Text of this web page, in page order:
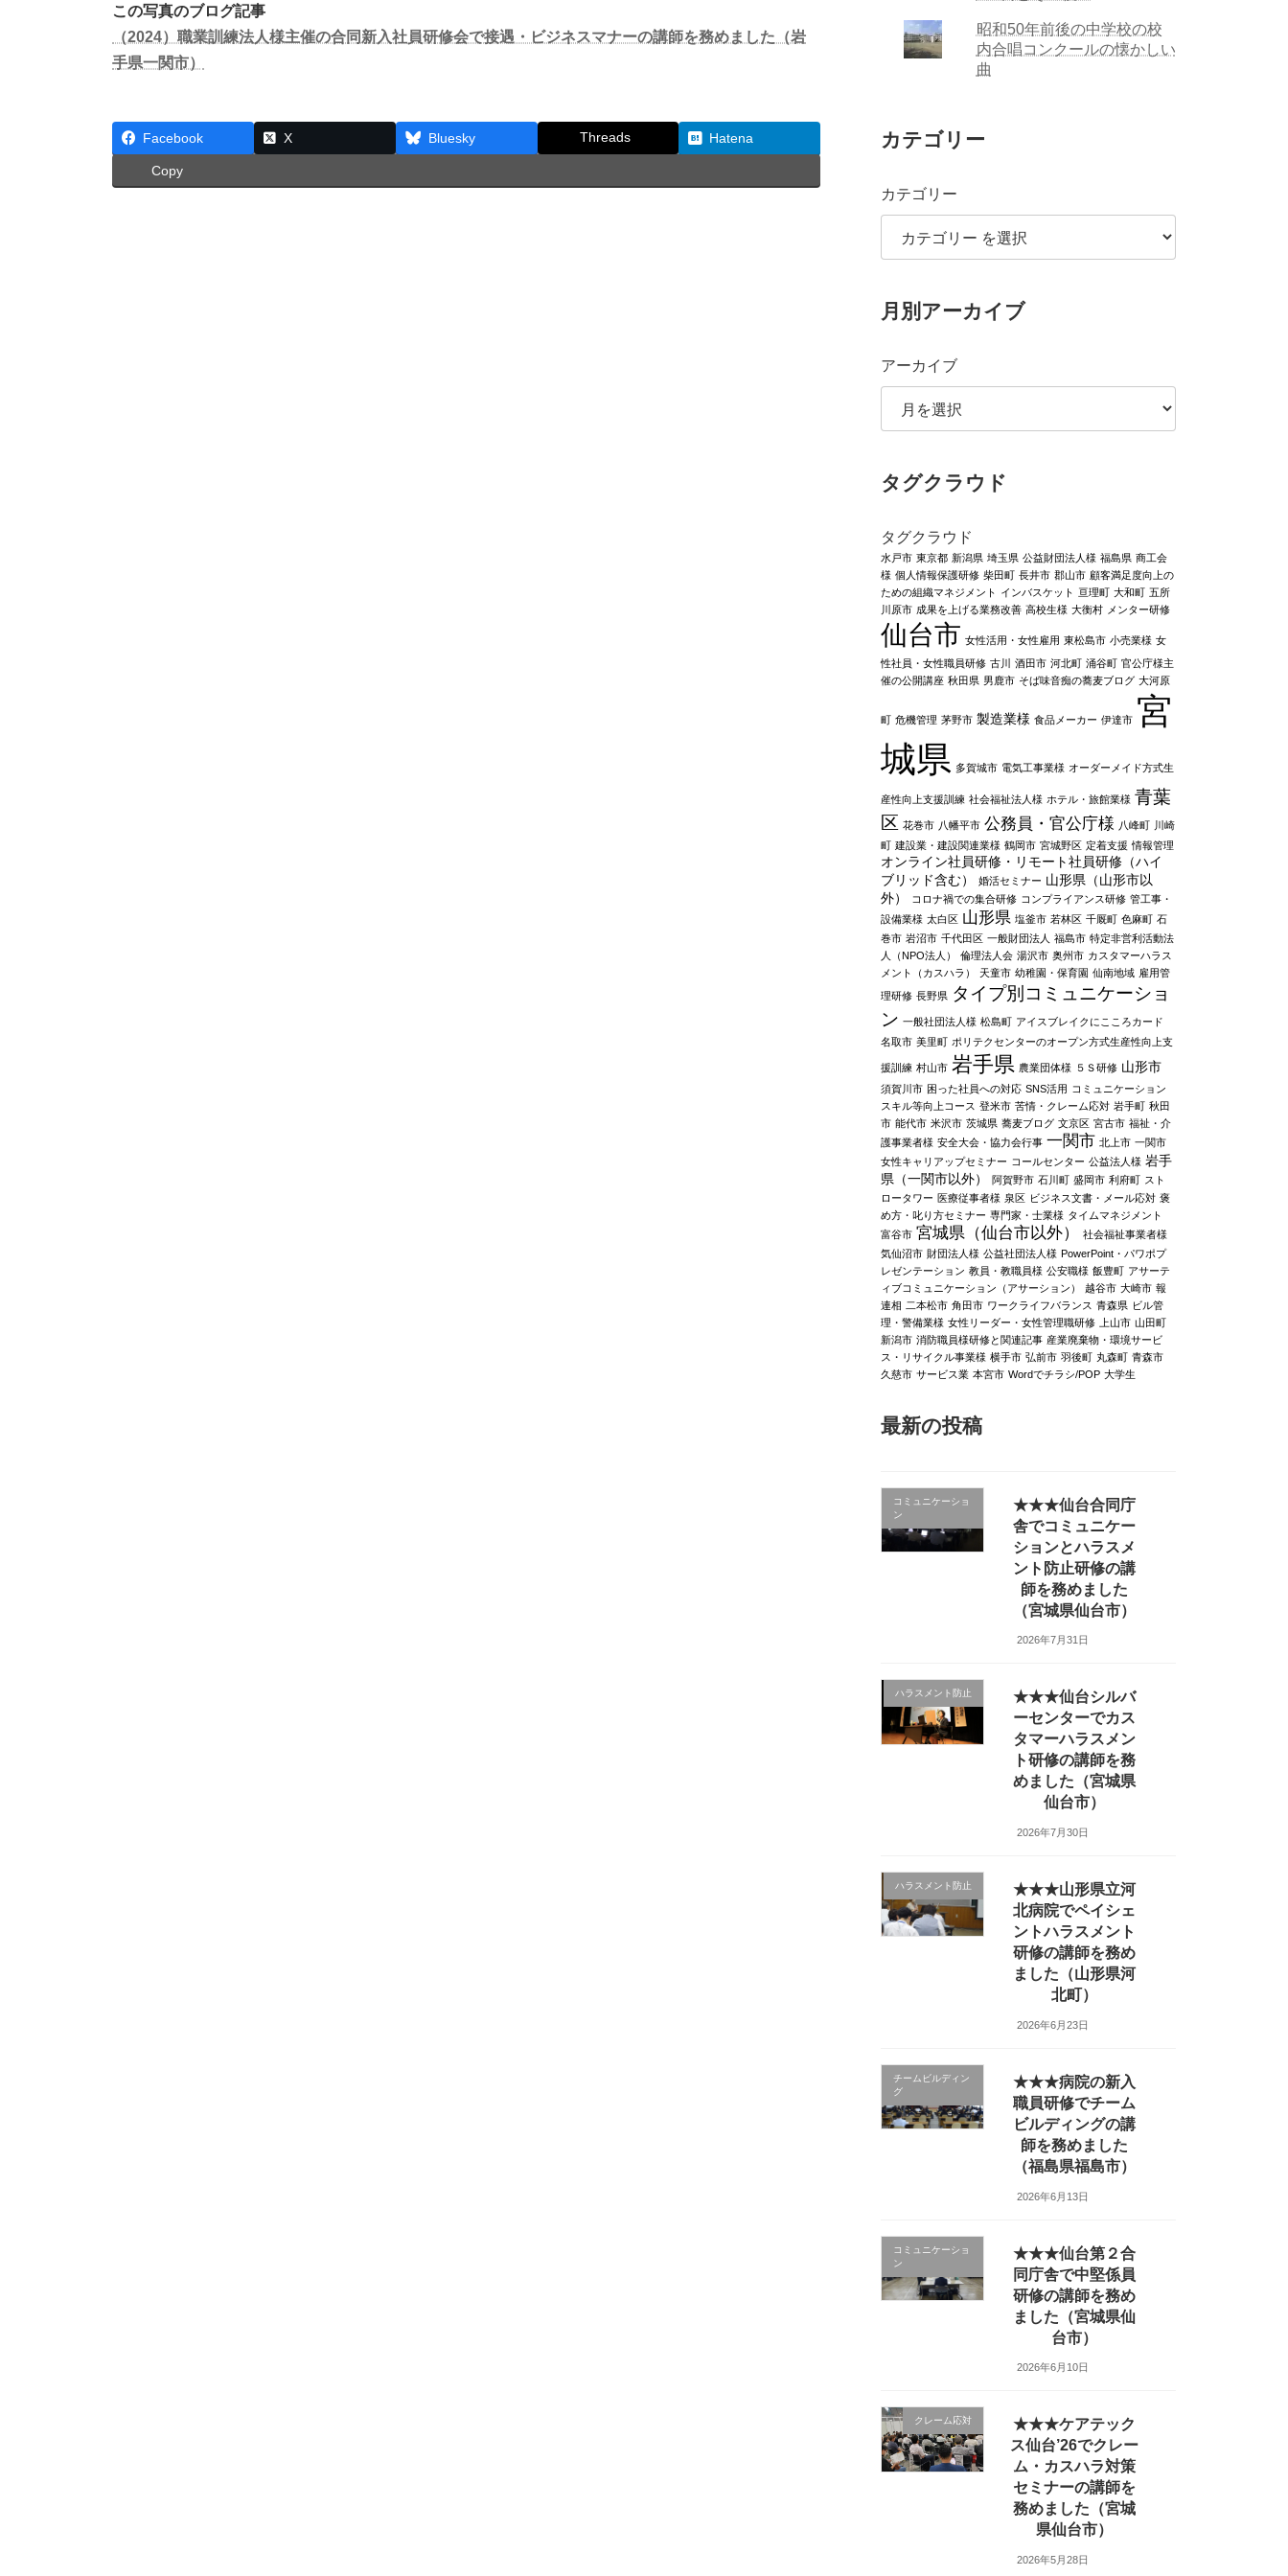
この写真のブログ記事
（2024）職業訓練法人様主催の合同新入社員研修会で接遇・ビジネスマナーの講師を務めました（岩
手県一関市）
Facebook X Bluesky Threads Hatena
Copy
昭和50年前後の中学校の校
内合唱コンクールの懐かしい
曲
カテゴリー
カテゴリー
月別アーカイブ
アーカイブ
タグクラウド
タグクラウド
水戸市 東京都 新潟県 埼玉県 公益財団法人様 福島県 商工会
様 個人情報保護研修 柴田町 長井市 郡山市 顧客満足度向上の
ための組織マネジメント インバスケット 亘理町 大和町 五所
川原市 成果を上げる業務改善 高校生様 大衡村 メンター研修
仙台市 女性活用・女性雇用 東松島市 小売業様 女
性社員・女性職員研修 古川 酒田市 河北町 涌谷町 官公庁様主
催の公開講座 秋田県 男鹿市 そば味音痴の蕎麦ブログ 大河原
町 危機管理 茅野市 製造業様 食品メーカー 伊達市 宮
城県 多賀城市 電気工事業様 オーダーメイド方式生
産性向上支援訓練 社会福祉法人様 ホテル・旅館業様 青葉
区 花巻市 八幡平市 公務員・官公庁様 八峰町 川崎
町 建設業・建設関連業様 鶴岡市 宮城野区 定着支援 情報管理
オンライン社員研修・リモート社員研修（ハイ
ブリッド含む）
婚活セミナー 山形県（山形市以
外）
コロナ禍での集合研修 コンプライアンス研修 管工事・
設備業様 太白区 山形県 塩釜市 若林区 千厩町 色麻町 石
巻市 岩沼市 千代田区 一般財団法人 福島市 特定非営利活動法
人（NPO法人）
倫理法人会 湯沢市 奥州市 カスタマーハラス
メント（カスハラ）
天童市 幼稚園・保育園 仙南地域 雇用管
理研修 長野県 タイプ別コミュニケーショ
ン 一般社団法人様 松島町 アイスブレイクにこころカード
名取市 美里町 ポリテクセンターのオープン方式生産性向上支
援訓練 村山市 岩手県 農業団体様 ５Ｓ研修 山形市
須賀川市 困った社員への対応 SNS活用 コミュニケーション
スキル等向上コース 登米市 苦情・クレーム応対 岩手町 秋田
市 能代市 米沢市 茨城県 蕎麦ブログ 文京区 宮古市 福祉・介
護事業者様 安全大会・協力会行事 一関市 北上市 一関市
女性キャリアップセミナー コールセンター 公益法人様 岩手
県（一関市以外）
阿賀野市 石川町 盛岡市 利府町 スト
ロータワー 医療従事者様 泉区 ビジネス文書・メール応対 褒
め方・叱り方セミナー 専門家・士業様 タイムマネジメント
富谷市 宮城県（仙台市以外）
社会福祉事業者様
気仙沼市 財団法人様 公益社団法人様 PowerPoint・パワポプ
レゼンテーション 教員・教職員様 公安職様 飯豊町 アサーテ
ィブコミュニケーション（アサーション）
越谷市 大崎市 報
連相 二本松市 角田市 ワークライフバランス 青森県 ビル管
理・警備業様 女性リーダー・女性管理職研修 上山市 山田町
新潟市 消防職員様研修と関連記事 産業廃棄物・環境サービ
ス・リサイクル事業様 横手市 弘前市 羽後町 丸森町 青森市
久慈市 サービス業 本宮市 Wordでチラシ/POP 大学生
最新の投稿
コミュニケーショ
ン
★★★仙台合同庁
舎でコミュニケー
ションとハラスメ
ント防止研修の講
師を務めました
（宮城県仙台市）
2026年7月31日
ハラスメント防止
★★★仙台シルバ
ーセンターでカス
タマーハラスメン
ト研修の講師を務
めました（宮城県
仙台市）
2026年7月30日
ハラスメント防止
★★★山形県立河
北病院でペイシェ
ントハラスメント
研修の講師を務め
ました（山形県河
北町）
2026年6月23日
チームビルディン
グ
★★★病院の新入
職員研修でチーム
ビルディングの講
師を務めました
（福島県福島市）
2026年6月13日
コミュニケーショ
ン
★★★仙台第２合
同庁舎で中堅係員
研修の講師を務め
ました（宮城県仙
台市）
2026年6月10日
クレーム応対
★★★ケアテック
ス仙台’26でクレー
ム・カスハラ対策
セミナーの講師を
務めました（宮城
県仙台市）
2026年5月28日